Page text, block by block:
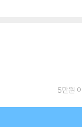
5만원